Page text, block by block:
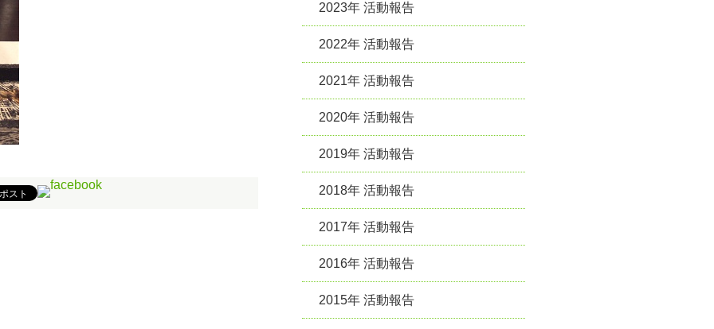
2023年 活動報告
2022年 活動報告
2021年 活動報告
2020年 活動報告
2019年 活動報告
2018年 活動報告
2017年 活動報告
2016年 活動報告
2015年 活動報告